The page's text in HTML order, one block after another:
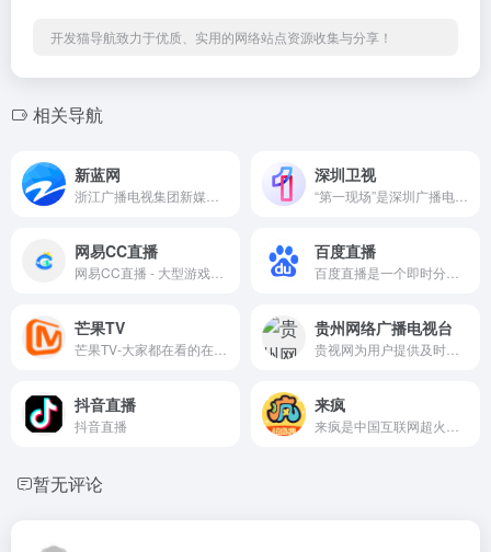
开发猫导航致力于优质、实用的网络站点资源收集与分享！
相关导航
新蓝网 深圳卫视
网易CC直播 百度直播
芒果TV 贵州网络广播电视台
抖音直播
抖音直播
来疯
暂无评论